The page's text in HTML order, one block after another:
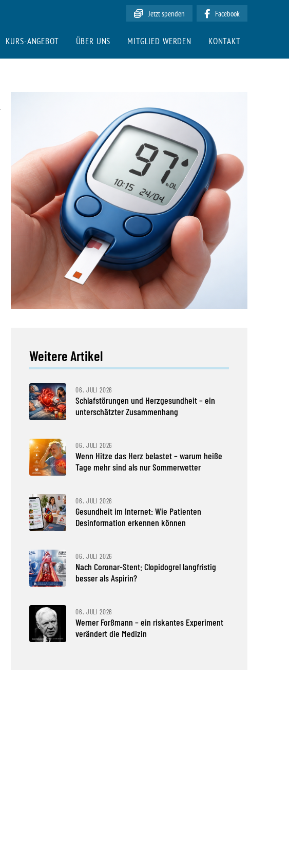
Jetzt spenden Facebook
KURS-ANGEBOT ÜBER UNS MITGLIED WERDEN KONTAKT
Weitere Artikel
06. JULI 2026
Schlafstörungen und Herzgesundheit – ein
unterschätzter Zusammenhang
06. JULI 2026
Wenn Hitze das Herz belastet – warum heiße
Tage mehr sind als nur Sommerwetter
06. JULI 2026
Gesundheit im Internet: Wie Patienten
Desinformation erkennen können
06. JULI 2026
Nach Coronar-Stent: Clopidogrel langfristig
besser als Aspirin?
06. JULI 2026
Werner Forßmann – ein riskantes Experiment
verändert die Medizin